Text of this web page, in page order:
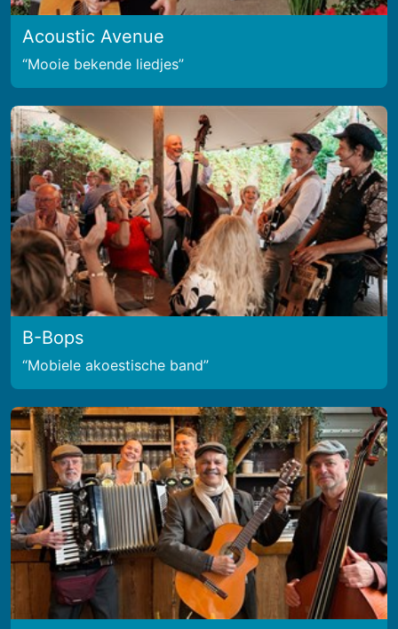
Acoustic Avenue
Mooie bekende liedjes
B-Bops
Mobiele akoestische band